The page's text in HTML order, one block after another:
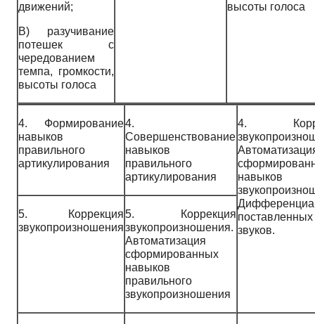
движений;
B) разучивание
потешек с
чередованием
темпа, громкости,
высоты голоса
высоты голоса
4. Формирование
навыков
правильного
артикулирования
4.
Совершенствование
навыков
правильного
артикулирования
4.
навыков
поставленных
звуков.
5. Коррекция
звукопроизношения
5. Коррекция
звукопроизношения.
Автоматизация
сформированных
навыков
правильного
звукопроизношения